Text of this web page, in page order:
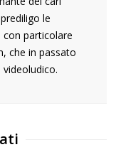
le
con particolare
che in passato